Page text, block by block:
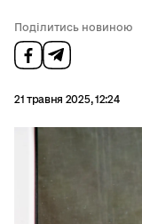
Поділитись новиною
21 травня 2025, 12:24